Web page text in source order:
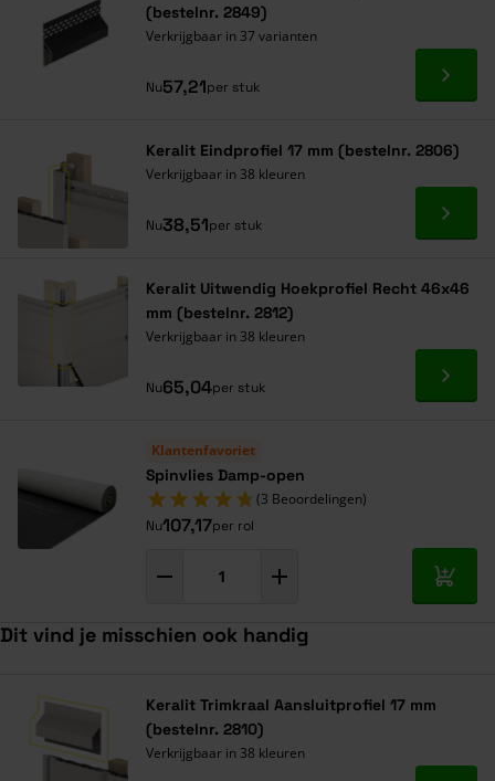
(bestelnr. 2849)
Verkrijgbaar in 37 varianten
Nu57,21per stuk Ga
Keralit Eindprofiel 17 mm (bestelnr. 2806)
Verkrijgbaar in 38 kleuren
Nu38,51per stuk Ga
Keralit Uitwendig Hoekprofiel Recht 46x46
mm (bestelnr. 2812)
Verkrijgbaar in 38 kleuren
Nu65,04per stuk Ga
Klantenfavoriet
Spinvlies Damp-open
(3 Beoordelingen)
Nu107,17per rol
In
Dit vind je misschien ook handig
Keralit Trimkraal Aansluitprofiel 17 mm
(bestelnr. 2810)
Verkrijgbaar in 38 kleuren